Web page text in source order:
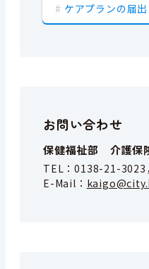
ケアプランの届出
お問い合わせ
保健福祉部 介護保
TEL：0138-21-3023
E-Mail：